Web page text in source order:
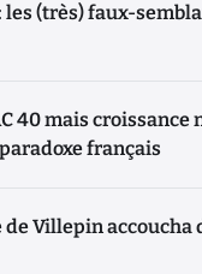
(très) faux-
40 mais croissance
français
de Villepin